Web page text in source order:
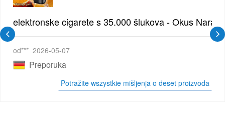
| Elegantna Voćna Kombinacija
elektronske cigarete s 35.000 šlukova - Okus
od*** 2026-05-07
Preporuka
Potražite wszystkie mišljenja o deset proizvoda